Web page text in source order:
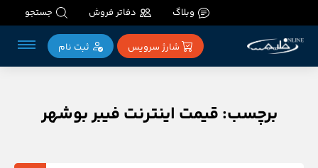
وبلاگ دفاتر فروش جستجو
شارژ سرویس ثبت‌ نام
برچسب: قیمت اینترنت فیبر بوشهر